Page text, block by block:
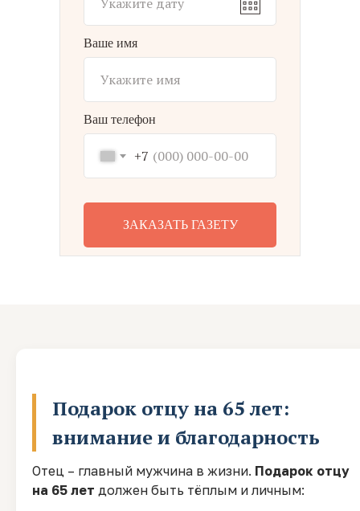
Ваше имя
Ваш телефон
+7
ЗАКАЗАТЬ ГАЗЕТУ
Подарок отцу на 65 лет:
внимание и благодарность
Отец – главный мужчина в жизни. Подарок отцу
на 65 лет должен быть тёплым и личным: